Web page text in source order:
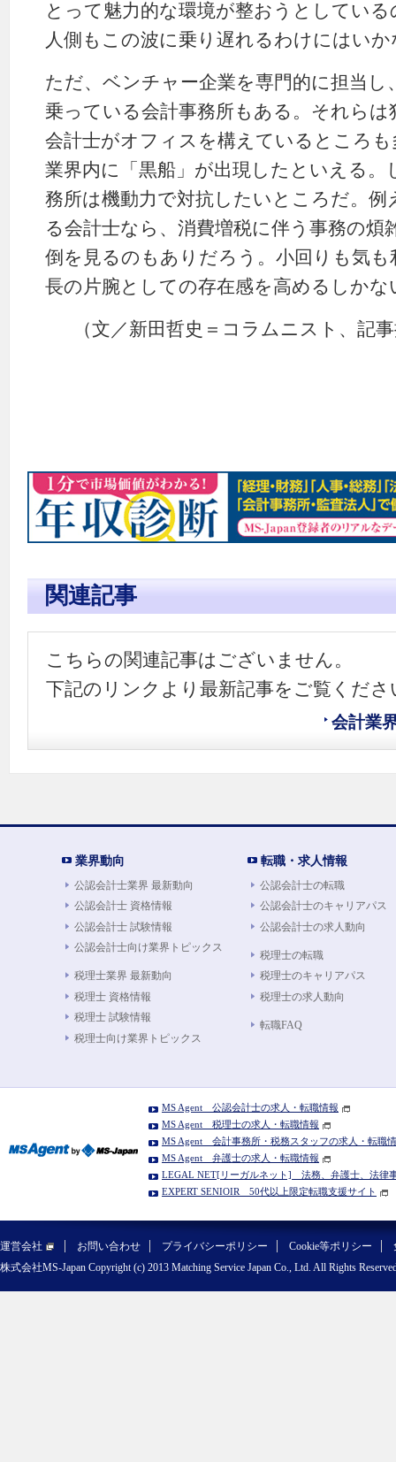
とって魅力的な環境が整おうとしてい
人側もこの波に乗り遅れるわけにはいか
ただ、ベンチャー企業を専門的に担当し
乗っている会計事務所もある。それら
会計士がオフィスを構えているところ
業界内に「黒船」が出現したといえる。
務所は機動力で対抗したいところだ。例
る会計士なら、消費増税に伴う事務の煩
倒を見るのもありだろう。小回りも気
長の片腕としての存在感を高めるしかな
（文／新田哲史＝コラムニスト、記
関連記事
こちらの関連記事はございません。
下記のリンクより最新記事をご覧くださ
会計業
業界動向
公認会計士業界 最新動向
公認会計士 資格情報
公認会計士 試験情報
公認会計士向け業界トピックス
税理士業界 最新動向
税理士 資格情報
税理士 試験情報
税理士向け業界トピックス
転職・求人情報
公認会計士の転職
公認会計士のキャリアパス
公認会計士の求人動向
税理士の転職
税理士のキャリアパス
税理士の求人動向
転職FAQ
MS Agent 公認会計士の求人・転職情報
MS Agent 税理士の求人・転職情報
MS Agent 会計事務所・税務スタッフの求人・転職
MS Agent 弁護士の求人・転職情報
LEGAL NET[リーガルネット] 法務、弁護士、法律
EXPERT SENIOIR 50代以上限定転職支援サイト
運営会社 お問い合わせ プライバシーポリシー Cookie等ポリシー
株式会社MS-Japan Copyright (c) 2013 Matching Service Japan Co., Ltd. All Rights